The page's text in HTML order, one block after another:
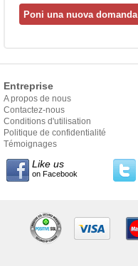
Entreprise
A propos de nous
Contactez-nous
Conditions d'utilisation
Politique de confidentialité
Témoignages
Like us
on Facebook